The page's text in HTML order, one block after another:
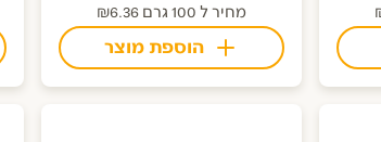
מחיר ל 100 גרם ₪6.36
הוספת מוצר